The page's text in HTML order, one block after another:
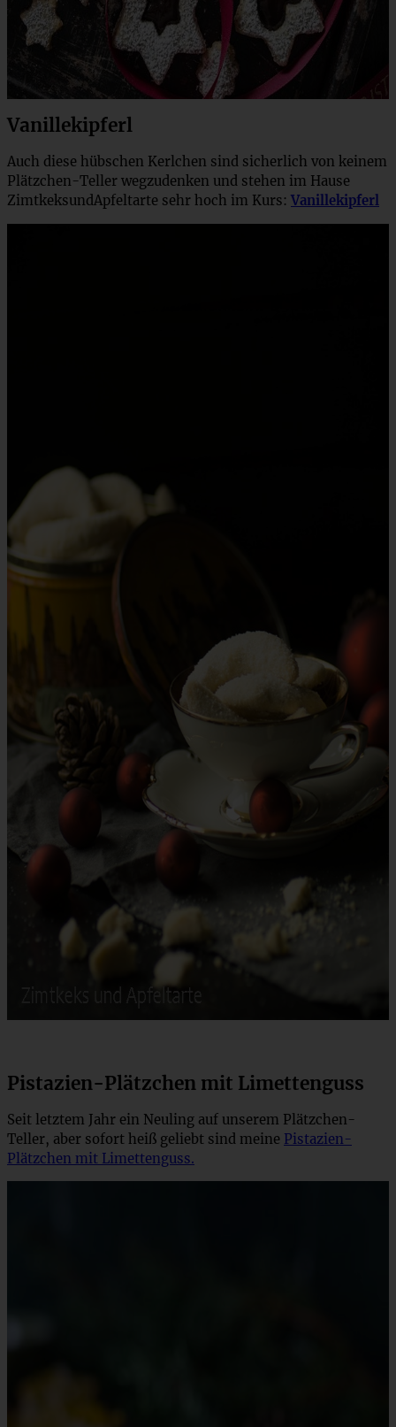
Vanillekipferl
Auch diese hübschen Kerlchen sind sicherlich von keinem
Plätzchen-Teller wegzudenken und stehen im Hause
ZimtkeksundApfeltarte sehr hoch im Kurs: Vanillekipferl
Pistazien-Plätzchen mit Limettenguss
Seit letztem Jahr ein Neuling auf unserem Plätzchen-
Teller, aber sofort heiß geliebt sind meine Pistazien-
Plätzchen mit Limettenguss.